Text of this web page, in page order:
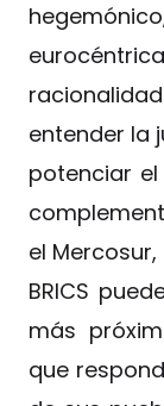
entender la
potenciar
el Mercosur,
BRICS
más
que